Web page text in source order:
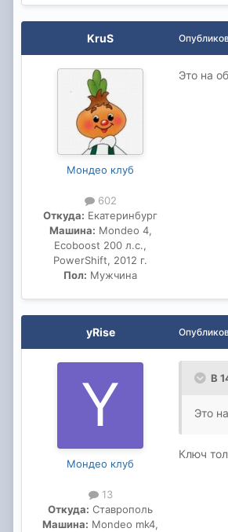
KruS
Мондео клуб
602
Откуда: Екатеринбург
Машина: Mondeo 4,
Ecoboost 200 л.с.,
PowerShift, 2012 г.
Пол: Мужчина
Это на
yRise
Мондео клуб
13
Откуда: Ставрополь
Машина: Mondeo mk4,
В
Это
Ключ